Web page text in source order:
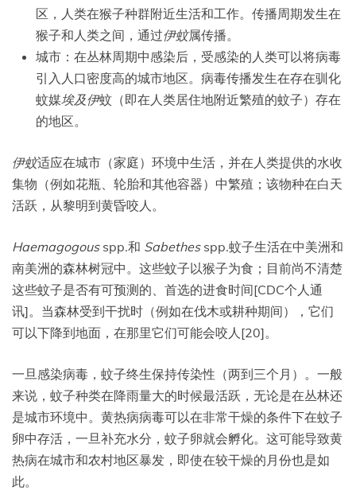
区，人类在猴子种群附近生活和工作。传播周期发生在
猴子和人类之间，通过伊蚊属传播。
城市：在丛林周期中感染后，受感染的人类可以将病毒
引入人口密度高的城市地区。病毒传播发生在存在驯化
蚊媒埃及伊蚊（即在人类居住地附近繁殖的蚊子）存在
的地区。
伊蚊适应在城市（家庭）环境中生活，并在人类提供的水收
集物（例如花瓶、轮胎和其他容器）中繁殖；该物种在白天
活跃，从黎明到黄昏咬人。
Haemagogousspp.和 Sabethesspp.蚊子生活在中美洲和
南美洲的森林树冠中。这些蚊子以猴子为食；目前尚不清楚
这些蚊子是否有可预测的、首选的进食时间[CDC个人通
讯]。当森林受到干扰时（例如在伐木或耕种期间），它们
可以下降到地面，在那里它们可能会咬人[20]。
一旦感染病毒，蚊子终生保持传染性（两到三个月）。一般
来说，蚊子种类在降雨量大的时候最活跃，无论是在丛林还
是城市环境中。黄热病病毒可以在非常干燥的条件下在蚊子
卵中存活，一旦补充水分，蚊子卵就会孵化。这可能导致黄
热病在城市和农村地区暴发，即使在较干燥的月份也是如
此。